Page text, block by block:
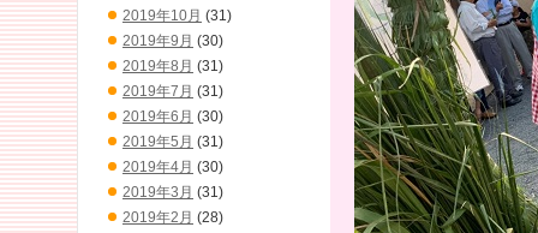
2019年10月 (31)
2019年9月 (30)
2019年8月 (31)
2019年7月 (31)
2019年6月 (30)
2019年5月 (31)
2019年4月 (30)
2019年3月 (31)
2019年2月 (28)